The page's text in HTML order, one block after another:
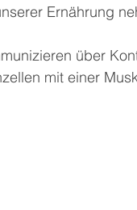
Ernährung
über
mit einer